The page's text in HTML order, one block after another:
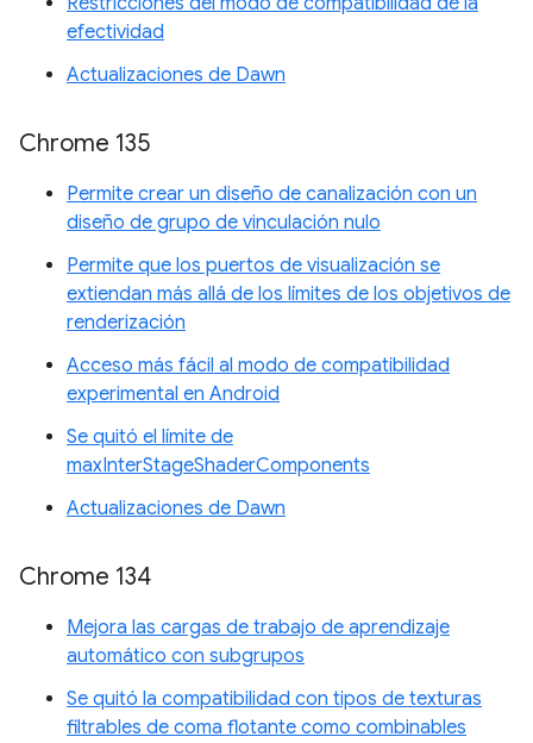
efectividad
Actualizaciones de Dawn
Chrome 135
Permite crear un diseño de canalización con un
diseño de grupo de vinculación nulo
Permite que los puertos de visualización se
extiendan más allá de los límites de los objetivos de
renderización
Acceso más fácil al modo de compatibilidad
experimental en Android
Se quitó el límite de
maxInterStageShaderComponents
Actualizaciones de Dawn
Chrome 134
Mejora las cargas de trabajo de aprendizaje
automático con subgrupos
Se quitó la compatibilidad con tipos de texturas
filtrables de coma flotante como combinables